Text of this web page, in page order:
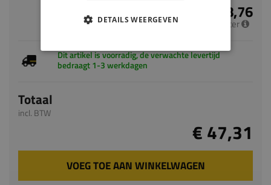
€ 8,76
per meter
Dit artikel is voorradig, de verwachte levertijd
bedraagt 1-3 werkdagen
Totaal
incl. BTW
€ 47,31
VOEG TOE AAN WINKELWAGEN
DETAILS WEERGEVEN